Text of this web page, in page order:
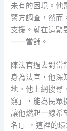
未有的困境。他
警方調查，然而
支援。就在這緊
——當舖。
陳法官過去對當
身為法官，他深
地。他上網搜尋
窮」，能為民眾
讓他燃起一線希
名)」，這裡的